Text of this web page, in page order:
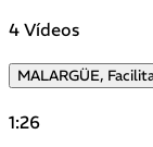
4 Vídeos
MALARGÜE,
1:26